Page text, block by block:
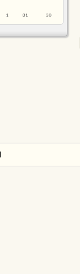
30
31
1